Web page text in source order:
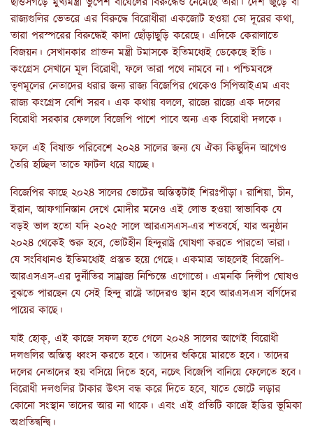
রাজ্যগুলির ভেতরে এর বিরুদ্ধে বিরোধীরা একজোট হওয়া তো দূরের কথা,
তারা পরস্পরের বিরুদ্ধেই কাদা ছোঁড়াছুড়ি করেছে। এদিকে কেরালাতে
বিজয়ন। সেখানকার প্রাক্তন মন্ত্রী টমাসকে ইতিমধ্যেই ডেকেছে ইডি।
কংগ্রেস সেখানে মূল বিরোধী, ফলে তারা পথে নামবে না। পশ্চিমবঙ্গে
তৃণমূলের নেতাদের ধরার জন্য রাজ্য বিজেপির থেকেও সিপিআইএম এবং
রাজ্য কংগ্রেস বেশি সরব। এক কথায় বললে, রাজ্যে রাজ্যে এক দলের
বিরোধী সরকার ফেললে বিজেপি পাশে পাবে অন্য এক বিরোধী দলকে।
ফলে এই বিষাক্ত পরিবেশে ২০২৪ সালের জন্য যে ঐক্য কিছুদিন আগেও
তৈরি হচ্ছিল তাতে ফাটল ধরে যাচ্ছে।
বিজেপির কাছে ২০২৪ সালের ভোটের অস্তিত্বটাই শিরঃপীড়া। রাশিয়া, চীন,
ইরান, আফগানিস্তান দেখে মোদীর মনেও এই লোভ হওয়া স্বাভাবিক যে
বড়ই ভাল হতো যদি ২০২৫ সালে আরএসএস-এর শতবর্ষে, যার অনুষ্ঠান
২০২৪ থেকেই শুরু হবে, ভোটহীন হিন্দুরাষ্ট্র ঘোষণা করতে পারতো তারা।
যে সংবিধানও ইতিমধ্যেই প্রস্তুত হয়ে গেছে। একমাত্র তাহলেই বিজেপি-
আরএসএস-এর দুর্নীতির সাম্রাজ্য নিশ্চিন্তে এগোতো। এমনকি দিলীপ ঘোষও
বুঝতে পারছেন যে সেই হিন্দু রাষ্ট্রে তাদেরও স্থান হবে আরএসএস বর্গিদের
পায়ের কাছে।
যাই হোক্‌, এই কাজে সফল হতে গেলে ২০২৪ সালের আগেই বিরোধী
দলগুলির অস্তিত্ব ধ্বংস করতে হবে। তাদের শুকিয়ে মারতে হবে। তাদের
দলের নেতাদের হয় বসিয়ে দিতে হবে, নচেৎ বিজেপি বানিয়ে ফেলেতে হবে।
বিরোধী দলগুলির টাকার উৎস বন্ধ করে দিতে হবে, যাতে ভোটে লড়ার
কোনো সংস্থান তাদের আর না থাকে। এবং এই প্রতিটি কাজে ইডির ভূমিকা
অপ্রতিদ্বন্দ্বি।